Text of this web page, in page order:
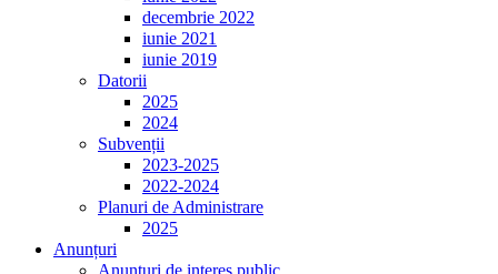
decembrie 2022
iunie 2021
iunie 2019
Datorii
2025
2024
Subvenții
2023-2025
2022-2024
Planuri de Administrare
2025
Anunțuri
Anunțuri de interes public